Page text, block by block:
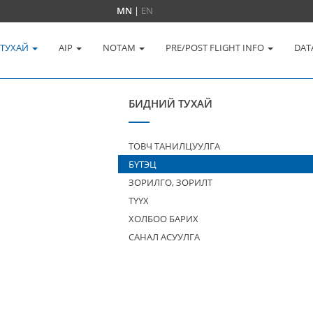
MN | EN
AIP NOTAM PRE/POST FLIGHT INFO
БИДНИЙ ТУХАЙ
ТОВЧ ТАНИЛЦУУЛГА
БҮТЭЦ
ЗОРИЛГО, ЗОРИЛТ
ТҮҮХ
ХОЛБОО БАРИХ
САНАЛ АСУУЛГА